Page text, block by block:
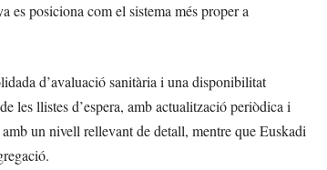
es posiciona com el sistema més proper a
d’avaluació sanitària i una disponibilitat
les llistes d’espera, amb actualització periòdica i
un nivell rellevant de detall, mentre que Euskadi